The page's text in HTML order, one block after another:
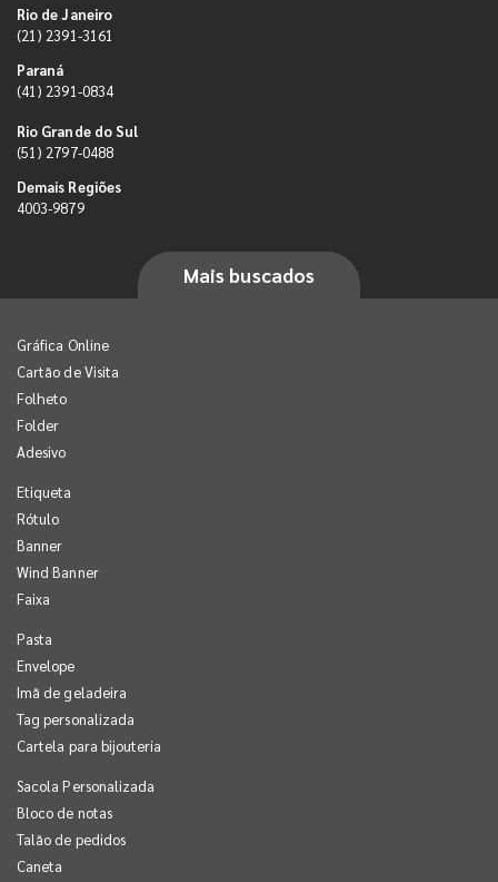
Rio de Janeiro
(21) 2391-3161
Paraná
(41) 2391-0834
Rio Grande do Sul
(51) 2797-0488
Demais Regiões
4003-9879
Mais buscados
Gráfica Online
Cartão de Visita
Folheto
Folder
Adesivo
Etiqueta
Rótulo
Banner
Wind Banner
Faixa
Pasta
Envelope
Imã de geladeira
Tag personalizada
Cartela para bijouteria
Sacola Personalizada
Bloco de notas
Talão de pedidos
Caneta